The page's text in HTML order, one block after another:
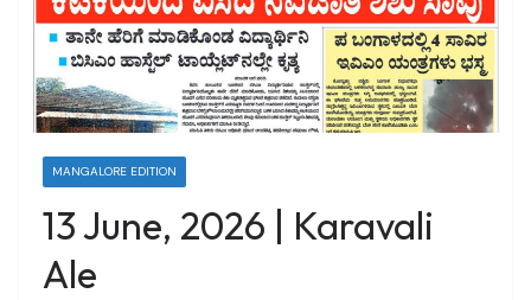
MANGALORE EDITION
13 June, 2026 | Karavali
Ale